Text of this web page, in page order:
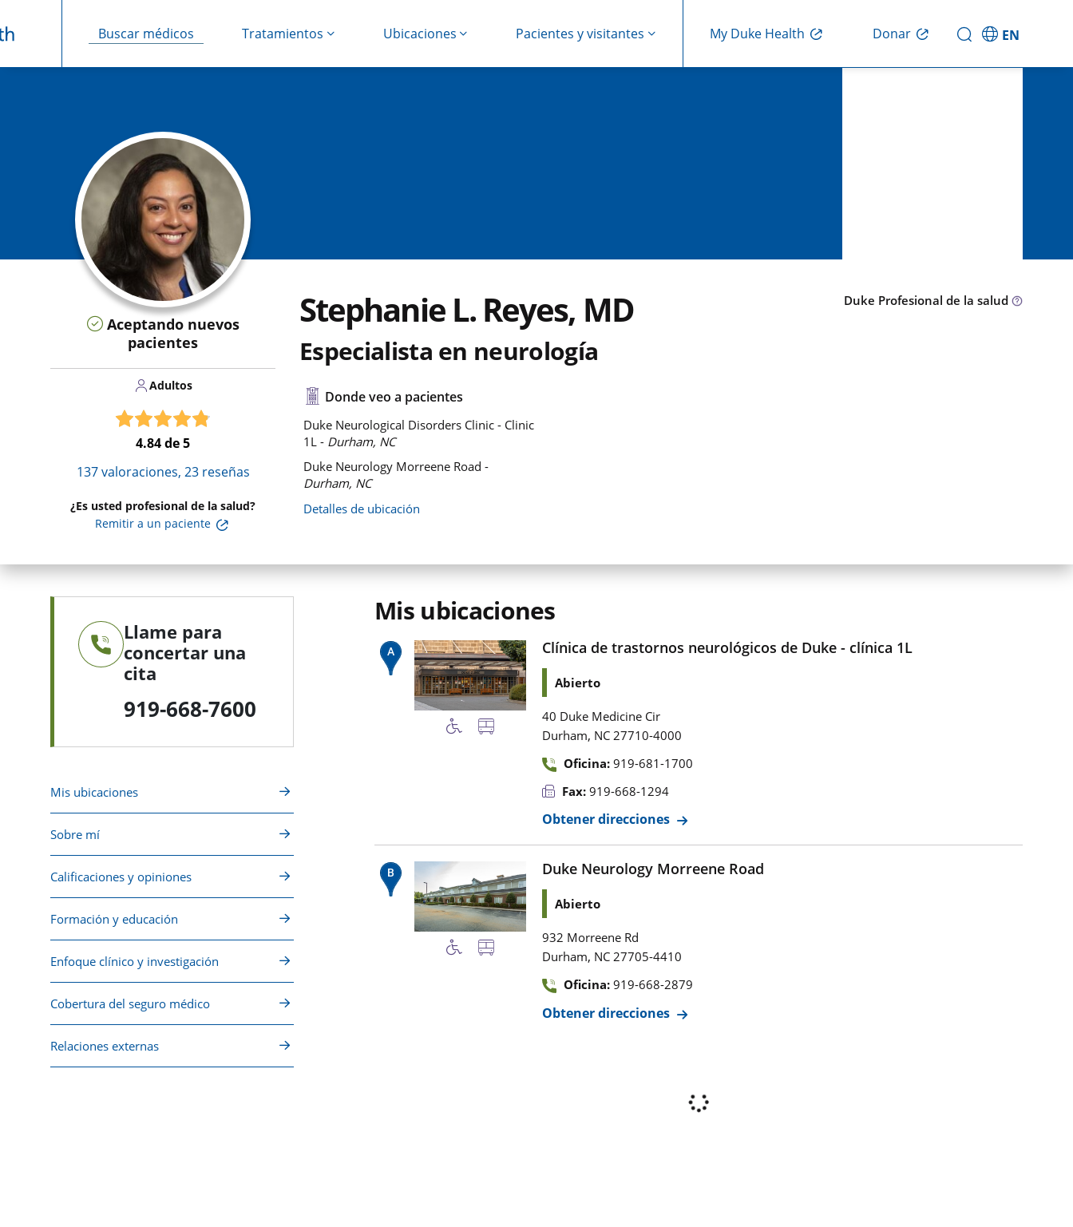
Buscar médicos Tratamientos Ubicaciones Pacientes y visitantes My Duke Health Donar EN
Aceptando nuevos
pacientes
Adultos
4.84de 5
137valoraciones, 23reseñas
¿Es usted profesional de la salud?
Remitir a un paciente
Stephanie L. Reyes, MD
Especialista en neurología
Duke Profesional de la salud
Donde veo a pacientes
Duke Neurological Disorders Clinic - Clinic
1L - Durham, NC
Duke Neurology Morreene Road -
Durham, NC
Detalles de ubicación
Llame para
concertar una
cita
919-668-7600
Mis ubicaciones
Sobre mí
Calificaciones y opiniones
Formación y educación
Enfoque clínico y investigación
Cobertura del seguro médico
Relaciones externas
Mis ubicaciones
Clínica de trastornos neurológicos de Duke - clínica 1L
Abierto
40 Duke Medicine Cir
Durham, NC 27710-4000
Oficina: 919-681-1700
Fax: 919-668-1294
Obtener direcciones
Duke Neurology Morreene Road
Abierto
932 Morreene Rd
Durham, NC 27705-4410
Oficina: 919-668-2879
Obtener direcciones